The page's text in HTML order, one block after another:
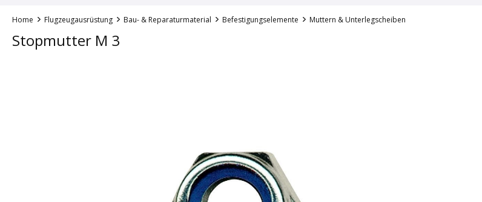
Home Flugzeugausrüstung Bau- & Reparaturmaterial Befestigungselemente Muttern & Unterlegscheiben
Stopmutter M 3